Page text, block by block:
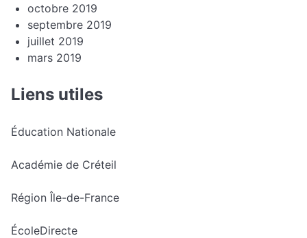
octobre 2019
septembre 2019
juillet 2019
mars 2019
Liens utiles
Éducation Nationale
Académie de Créteil
Région Île-de-France
ÉcoleDirecte